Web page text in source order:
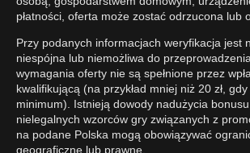
płatności, oferta może zostać odrzucona lub
Przy podanych informacjach weryfikacja jest
niespójna lub niemożliwa do
wymagania oferty nie są spełnione przez
kwalifikującą (na przykład mniej niż 20 zł,
minimum). Istnieją dowody nadużycia
nielegalnych wzorców gry związanych z
na podane Polska mogą obowiązywać
geograficzne lub prawne.